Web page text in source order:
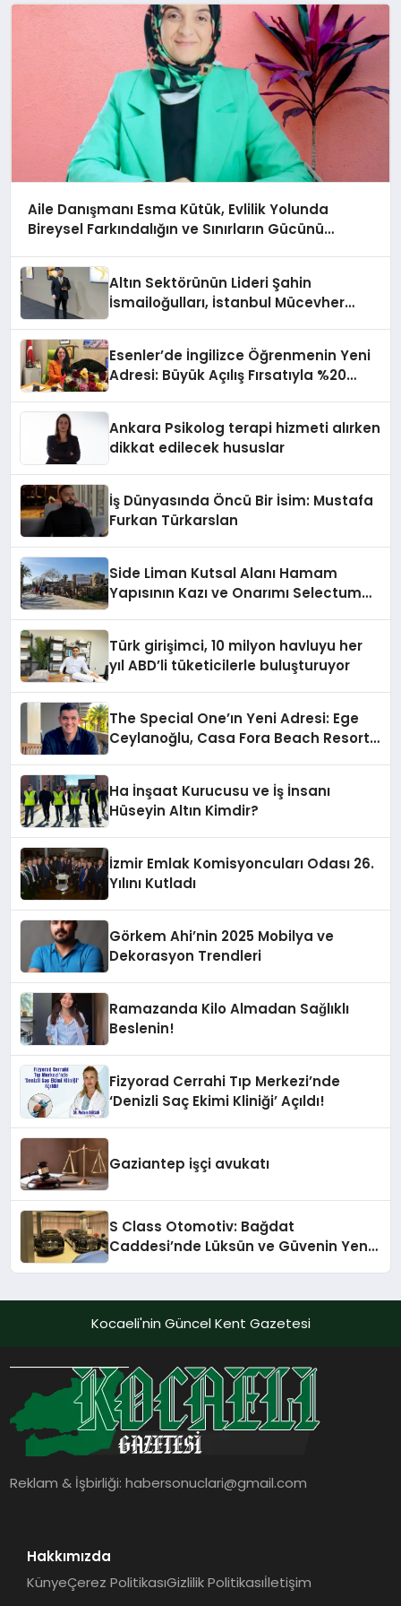
Aile Danışmanı Esma Kütük, Evlilik Yolunda
Bireysel Farkındalığın ve Sınırların Gücünü
Altın Sektörünün Lideri Şahin
İsmailoğulları, İstanbul Mücevher
Esenler’de İngilizce Öğrenmenin Yeni
Adresi: Büyük Açılış Fırsatıyla %20
Ankara Psikolog terapi hizmeti alırken
dikkat edilecek hususlar
İş Dünyasında Öncü Bir İsim: Mustafa
Furkan Türkarslan
Side Liman Kutsal Alanı Hamam
Yapısının Kazı ve Onarımı Selectum
Türk girişimci, 10 milyon havluyu her
yıl ABD’li tüketicilerle buluşturuyor
The Special One’ın Yeni Adresi: Ege
Ceylanoğlu, Casa Fora Beach Resort
Ha İnşaat Kurucusu ve İş İnsanı
Hüseyin Altın Kimdir?
İzmir Emlak Komisyoncuları Odası 26.
Yılını Kutladı
Görkem Ahi’nin 2025 Mobilya ve
Dekorasyon Trendleri
Ramazanda Kilo Almadan Sağlıklı
Beslenin!
Fizyorad Cerrahi Tıp Merkezi’nde
‘Denizli Saç Ekimi Kliniği’ Açıldı!
Gaziantep işçi avukatı
S Class Otomotiv: Bağdat
Caddesi’nde Lüksün ve Güvenin Yeni
Kocaeli'nin Güncel Kent Gazetesi
Reklam & İşbirliği:habersonuclari@gmail.com
Hakkımızda
KünyeÇerez PolitikasıGizlilik Politikasıİletişim